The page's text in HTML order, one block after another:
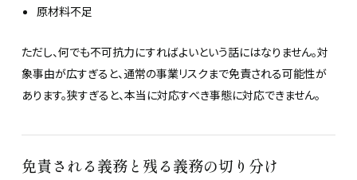
原材料不足
ただし、何でも不可抗力にすればよいという話にはなりません。対
象事由が広すぎると、通常の事業リスクまで免責される可能性が
あります。狭すぎると、本当に対応すべき事態に対応できません。
免責される義務と残る義務の切り分け